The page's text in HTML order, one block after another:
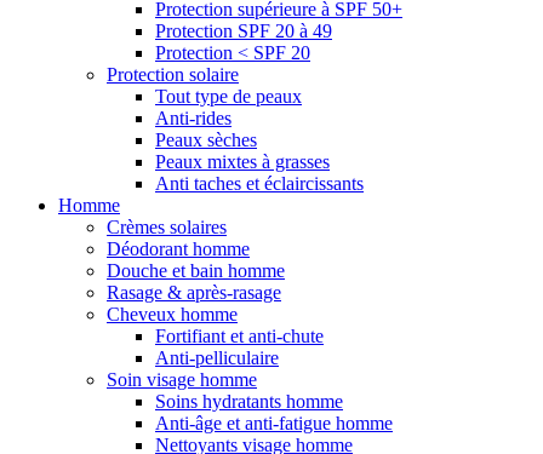
Protection supérieure à SPF 50+
Protection SPF 20 à 49
Protection < SPF 20
Protection solaire
Tout type de peaux
Anti-rides
Peaux sèches
Peaux mixtes à grasses
Anti taches et éclaircissants
Homme
Crèmes solaires
Déodorant homme
Douche et bain homme
Rasage & après-rasage
Cheveux homme
Fortifiant et anti-chute
Anti-pelliculaire
Soin visage homme
Soins hydratants homme
Anti-âge et anti-fatigue homme
Nettoyants visage homme